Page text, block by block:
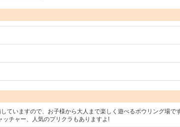
ていますので、お子様から大人まで楽しく遊べるボウリング場で
チャー、人気のプリクラもありますよ!